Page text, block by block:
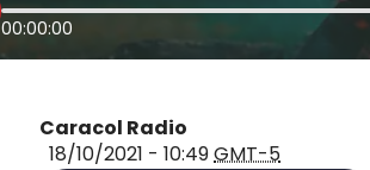
00:00:00
Caracol Radio
18/10/2021 - 10:49GMT-5